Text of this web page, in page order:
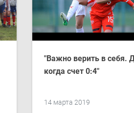
14 марта 2019
"Важно верить в себя.
когда счет 0:4"